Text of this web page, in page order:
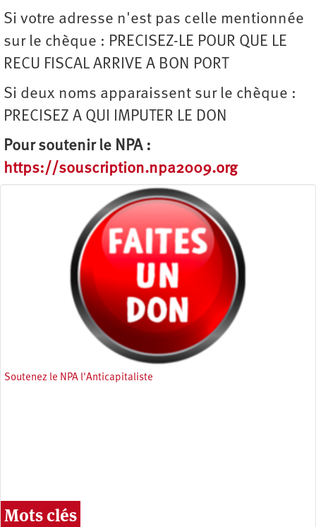
Si votre adresse n'est pas celle mentionnée
sur le chèque : PRECISEZ-LE POUR QUE LE
RECU FISCAL ARRIVE A BON PORT
Si deux noms apparaissent sur le chèque :
PRECISEZ A QUI IMPUTER LE DON
Pour soutenir le NPA :
https://souscription.npa2009.org
Soutenez le NPA l'Anticapitaliste
Mots clés